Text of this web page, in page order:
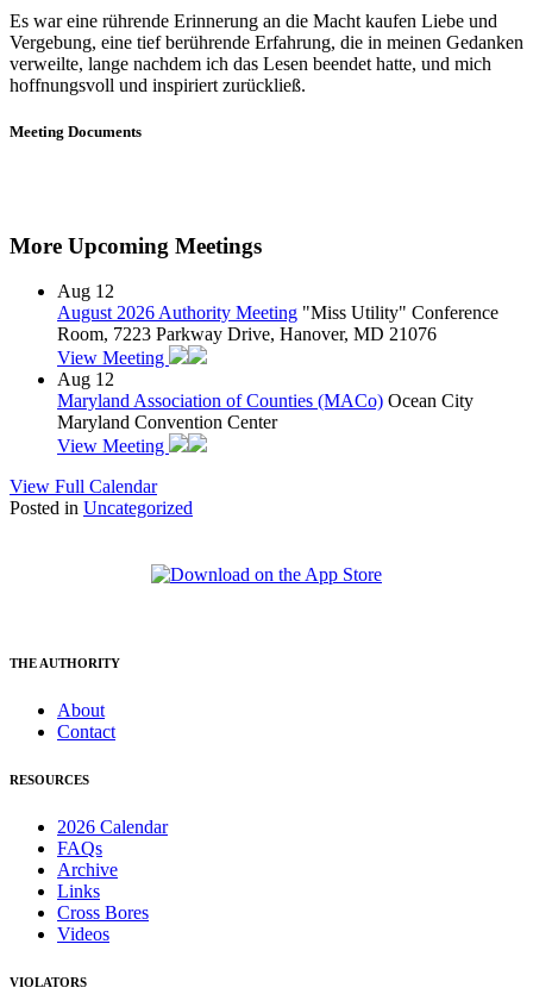
Es war eine rührende Erinnerung an die Macht kaufen Liebe und
Vergebung, eine tief berührende Erfahrung, die in meinen Gedanken
verweilte, lange nachdem ich das Lesen beendet hatte, und mich
hoffnungsvoll und inspiriert zurückließ.
Meeting Documents
More Upcoming Meetings
Aug 12
August 2026 Authority Meeting "Miss Utility" Conference
Room, 7223 Parkway Drive, Hanover, MD 21076
View Meeting
Aug 12
Maryland Association of Counties (MACo) Ocean City
Maryland Convention Center
View Meeting
View Full Calendar
Posted in Uncategorized
THE AUTHORITY
About
Contact
RESOURCES
2026 Calendar
FAQs
Archive
Links
Cross Bores
Videos
VIOLATORS